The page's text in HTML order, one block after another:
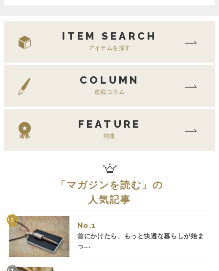
ITEM SEARCH
アイテムを探す
COLUMN
連載コラム
FEATURE
特集
「 マガジンを読む 」の
人気記事
No.
首にかけたら、もっと快適な暮らしが始ま
っ...